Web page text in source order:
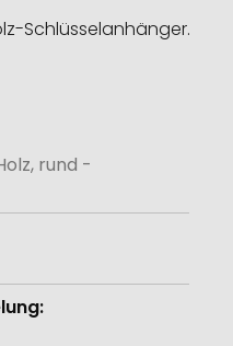
Schlüsselanhänger.
rund -